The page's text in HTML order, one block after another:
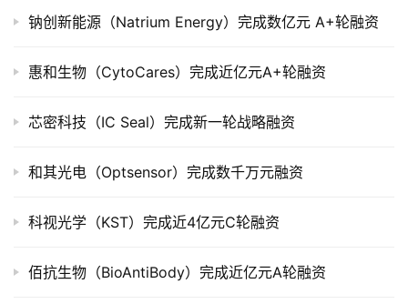
数
据
创
学
钠创新能源（Natrium Energy）完成数亿元 A+轮融资
惠和生物（CytoCares）完成近亿元A+轮融资
芯密科技（IC Seal）完成新一轮战略融资
和其光电（Optsensor）完成数千万元融资
科视光学（KST）完成近4亿元C轮融资
佰抗生物（BioAntiBody）完成近亿元A轮融资